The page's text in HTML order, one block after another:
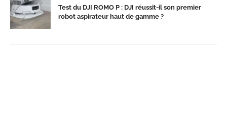
Test du DJI ROMO P : DJI réussit-il son premier
robot aspirateur haut de gamme ?